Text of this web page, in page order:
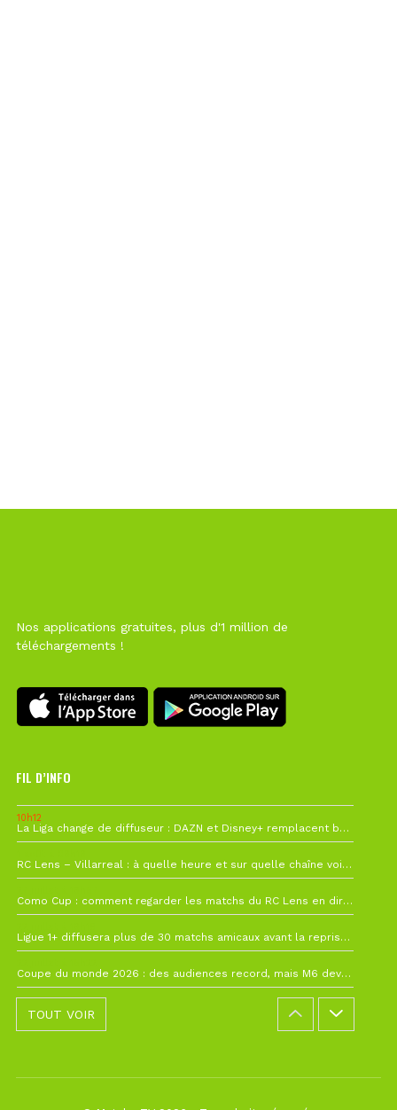
Nos applications gratuites, plus d'1 million de
téléchargements !
FIL D’INFO
10h12
La Liga change de diffuseur : DAZN et Disney+ remplacent beIN Sports !
RC Lens – Villarreal : à quelle heure et sur quelle chaîne voir la finale de la Como Cup ?
Como Cup : comment regarder les matchs du RC Lens en direct ?
Ligue 1+ diffusera plus de 30 matchs amicaux avant la reprise de la Ligue 1
Coupe du monde 2026 : des audiences record, mais M6 devrait perdre très gros !
TOUT VOIR